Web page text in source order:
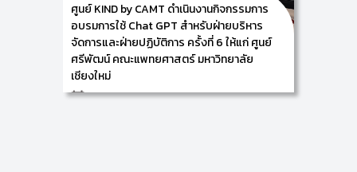
ศูนย์ KIND by CAMT ดำเนินงานกิจกรรมการ
อบรมการใช้ Chat GPT สำหรับฝ่ายบริหาร
จัดการและฝ่ายปฏิบัติการ ครั้งที่ 6 ให้แก่ ศูนย์
ศรีพัฒน์ คณะแพทยศาสตร์ มหาวิทยาลัย
เชียงใหม่
27/11/2024